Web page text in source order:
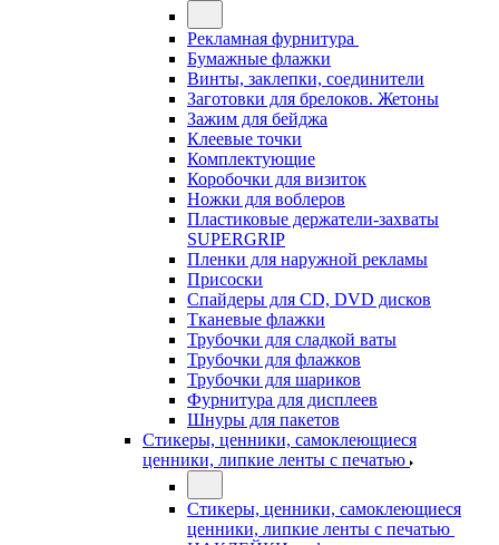
Рекламная фурнитура
Бумажные флажки
Винты, заклепки, соединители
Заготовки для брелоков. Жетоны
Зажим для бейджа
Клеевые точки
Комплектующие
Коробочки для визиток
Ножки для воблеров
Пластиковые держатели-захваты
SUPERGRIP
Пленки для наружной рекламы
Присоски
Спайдеры для CD, DVD дисков
Тканевые флажки
Трубочки для сладкой ваты
Трубочки для флажков
Трубочки для шариков
Фурнитура для дисплеев
Шнуры для пакетов
Стикеры, ценники, самоклеющиеся
ценники, липкие ленты с печатью
Стикеры, ценники, самоклеющиеся
ценники, липкие ленты с печатью